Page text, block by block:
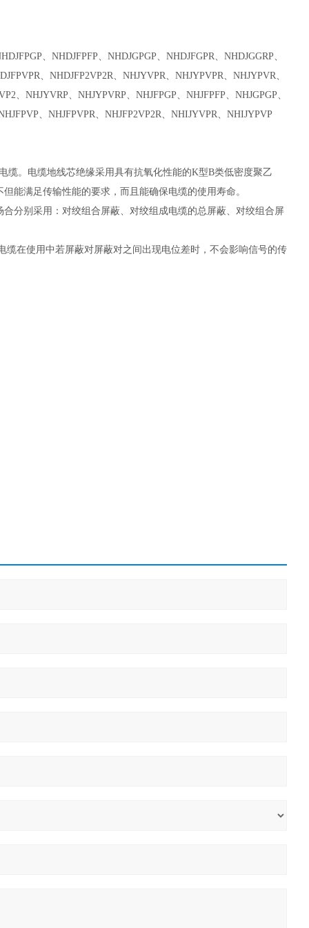
、NHDJFPFP、NHDJGPGP、NHDJFGPR、NHDJGGRP、
、NHDJFP2VP2R、NHJYVPR、NHJYPVPR、NHJYPVR、
、NHJYVRP、NHJYPVRP、NHJFPGP、NHJFPFP、NHJGPGP、
、NHJFPVPR、NHJFP2VP2R、NHIJYVPR、NHIJYPVP
缆。电缆地线芯绝缘采用具有抗氧化性能的K型B类低密度聚乙
但能满足传输性能的要求，而且能确保电缆的使用寿命。
分别采用：对绞组合屏蔽、对绞组成电缆的总屏蔽、对绞组合屏
在使用中若屏蔽对屏蔽对之间出现电位差时，不会影响信号的传